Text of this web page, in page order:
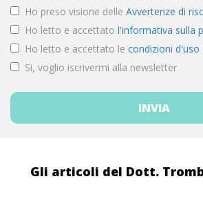
Ho preso visione delle Avvertenze di
Ho letto e accettato l'informativa sulla
Ho letto e accettato le condizioni d'uso
Si, voglio iscrivermi alla newsletter
Gli articoli del Dott.